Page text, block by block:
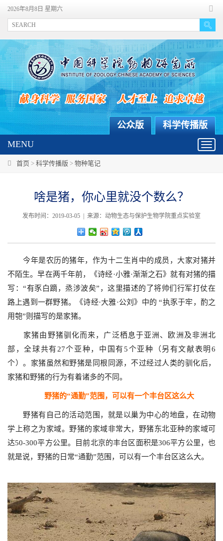
2026年8月8日 星期六
科学传播版
公众版
MENU
首页 > 科学传播版 > 物种笔记
啥是猪，你心里就没个数么？
发布时间：2019-03-05 | 来源：动物生态与保护生物学院重点实验室
今年是农历的猪年，作为十二生肖中的成员，大家对猪并
不陌生。早在两千年前，《诗经·小雅·渐渐之石》就有对猪的描
写：“有豕白蹢，烝涉波矣”，这里描述的了将帅们行军打仗在
路上遇到一群野猪。《诗经·大雅·公刘》中的 “执豕于牢，酌之
用匏”则描写的是家猪。
家猪由野猪驯化而来，广泛栖息于亚洲、欧洲及非洲北
部，全球共有27个亚种，中国有5个亚种（另有文献表明6
个）。家猪虽然和野猪是同根同源，不过经过人类的驯化后，
家猪和野猪的行为有着诸多的不同。
野猪的“通勤”范围，可以有一个丰台区这么大
野猪有自己的活动范围，就是以巢为中心的地盘，在动物
学上称之为家域。野猪的家域非常大，野猪东北亚种的家域可
达50-300平方公里。目前北京的丰台区面积是306平方公里，也
就是说，野猪的日常“通勤”范围，可以有一个丰台区这么大。